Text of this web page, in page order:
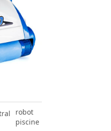
robot
piscine